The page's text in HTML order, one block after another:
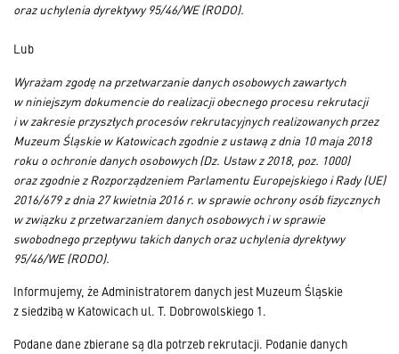
oraz uchylenia dyrektywy 95/46/WE (RODO).
Lub
Wyrażam zgodę na przetwarzanie danych osobowych zawartych
w niniejszym dokumencie do realizacji obecnego procesu rekrutacji
i w zakresie przyszłych procesów rekrutacyjnych realizowanych przez
Muzeum Śląskie w Katowicach zgodnie z ustawą z dnia 10 maja 2018
roku o ochronie danych osobowych (Dz. Ustaw z 2018, poz. 1000)
oraz zgodnie z Rozporządzeniem Parlamentu Europejskiego i Rady (UE)
2016/679 z dnia 27 kwietnia 2016 r. w sprawie ochrony osób fizycznych
w związku z przetwarzaniem danych osobowych i w sprawie
swobodnego przepływu takich danych oraz uchylenia dyrektywy
95/46/WE (RODO).
Informujemy, że Administratorem danych jest Muzeum Śląskie
z siedzibą w Katowicach ul. T. Dobrowolskiego 1.
Podane dane zbierane są dla potrzeb rekrutacji. Podanie danych